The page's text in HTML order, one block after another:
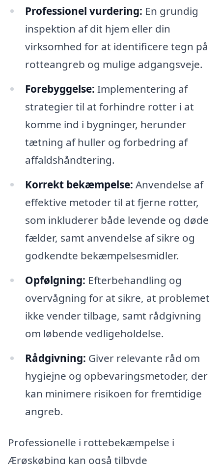
Professionel vurdering: En grundig
inspektion af dit hjem eller din
virksomhed for at identificere tegn på
rotteangreb og mulige adgangsveje.
Forebyggelse: Implementering af
strategier til at forhindre rotter i at
komme ind i bygninger, herunder
tætning af huller og forbedring af
affaldshåndtering.
Korrekt bekæmpelse: Anvendelse af
effektive metoder til at fjerne rotter,
som inkluderer både levende og døde
fælder, samt anvendelse af sikre og
godkendte bekæmpelsesmidler.
Opfølgning: Efterbehandling og
overvågning for at sikre, at problemet
ikke vender tilbage, samt rådgivning
om løbende vedligeholdelse.
Rådgivning: Giver relevante råd om
hygiejne og opbevaringsmetoder, der
kan minimere risikoen for fremtidige
angreb.
Professionelle i rottebekæmpelse i
Ærøskøbing kan også tilbyde